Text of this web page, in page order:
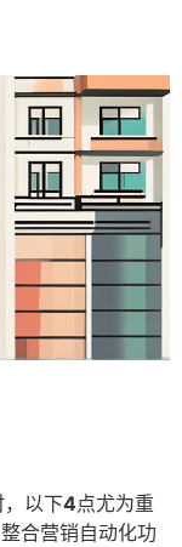
以下4点尤为重
合营销自动化功